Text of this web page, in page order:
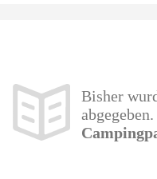
Bisher
abgegeben.